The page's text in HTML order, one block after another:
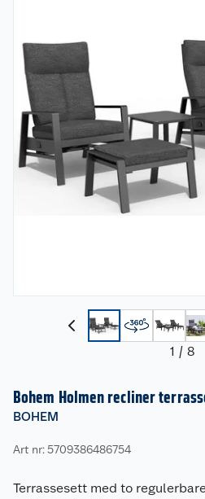
1 / 8
Bohem Holmen recliner
BOHEM
Art nr: 5709386486754
Terrassesett med to